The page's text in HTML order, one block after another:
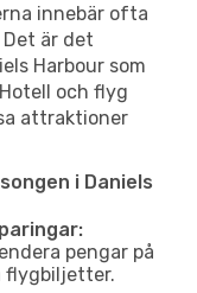
innebär ofta
är det
Harbour som
och flyg
attraktioner
i Daniels
pengar på
flygbiljetter.